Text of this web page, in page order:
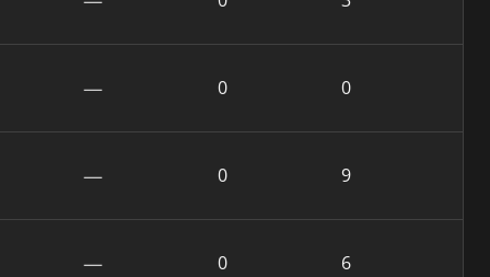
— 0 0
— 0 9
— 0 6